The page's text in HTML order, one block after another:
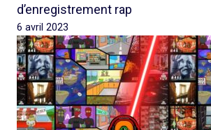
d’enregistrement rap
6 avril 2023